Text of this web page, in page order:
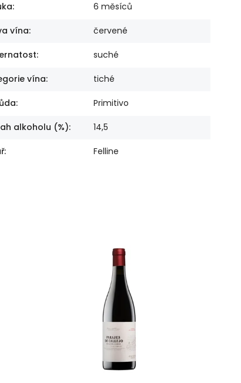
: 6 měsíců
vína: červené
: suché
vína: tiché
: Primitivo
alkoholu (%): 14,5
: Felline